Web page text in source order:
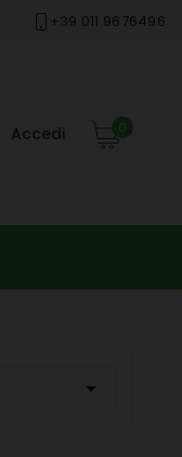
+39 011.9676496
Accedi 0
